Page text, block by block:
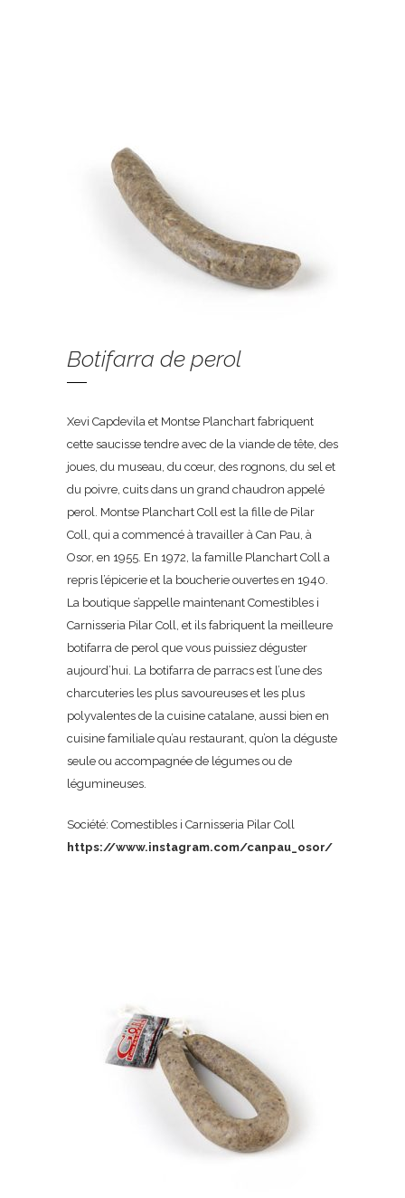
Botifarra de perol
Xevi Capdevila et Montse Planchart fabriquent
cette saucisse tendre avec de la viande de tête, des
joues, du museau, du cœur, des rognons, du sel et
du poivre, cuits dans un grand chaudron appelé
perol. Montse Planchart Coll est la fille de Pilar
Coll, qui a commencé à travailler à Can Pau, à
Osor, en 1955. En 1972, la famille Planchart Coll a
repris l’épicerie et la boucherie ouvertes en 1940.
La boutique s’appelle maintenant Comestibles i
Carnisseria Pilar Coll, et ils fabriquent la meilleure
botifarra de perol que vous puissiez déguster
aujourd’hui. La botifarra de parracs est l’une des
charcuteries les plus savoureuses et les plus
polyvalentes de la cuisine catalane, aussi bien en
cuisine familiale qu’au restaurant, qu’on la déguste
seule ou accompagnée de légumes ou de
légumineuses.
Société: Comestibles i Carnisseria Pilar Coll
https://www.instagram.com/canpau_osor/